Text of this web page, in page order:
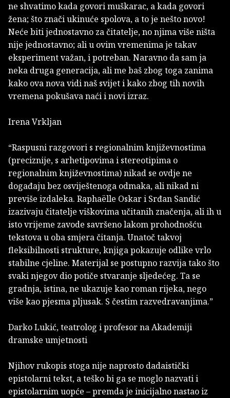
ne shvatimo kada govori muškarac, a kada govori
žena; što znači ukinuće spolova, a to je nešto novo!
Neće biti jednostavno za čitatelje, no njima više ništa
nije jednostavno; ali u ovim vremenima je takav
eksperiment važan, i potreban. Naravno da sam ja
neka druga generacija, ali me baš zbog toga zanima
kako ova nova vidi naš svijet i kako zbog tih novih
vremena pokušava naći i novi izraz.
Irena Vrkljan
“Raspusni razgovori s regionalnim književnostima
(preciznije, s arhetipovima i stereotipima o
regionalnim književnostima) nikad se ovdje ne
događaju bez osviještenoga odmaka, ali nikad ni
previše izdaleka. Raphaëlle Oskar i Srđan Sandić
izazivaju čitatelje viškovima učitanih značenja, ali ih u
isto vrijeme zavode savršeno lakom prohodnošću
tekstova u oba smjera čitanja. Unatoč takvoj
fleksibilnosti strukture, knjiga pokazuje odlike vrlo
stabilne cjeline. Materijal se postupno razvija tako što
svaki njegov dio potiče stvaranje sljedećeg. Ta se
gradnja, istina, ne ukazuje kao roman rijeka, nego
više kao pjesma pljusak. S čestim razvedravanjima.”
Darko Lukić, teatrolog i profesor na Akademiji
dramske umjetnosti
Njihov rukopis stoga nije naprosto dadaistički
epistolarni tekst, a teško bi ga se moglo nazvati i
epistolarnim uopće – premda je inicijalno nastao iz